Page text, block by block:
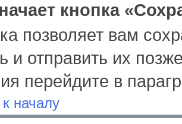
кнопка
позволяет вам
и отправить их
перейдите в
началу